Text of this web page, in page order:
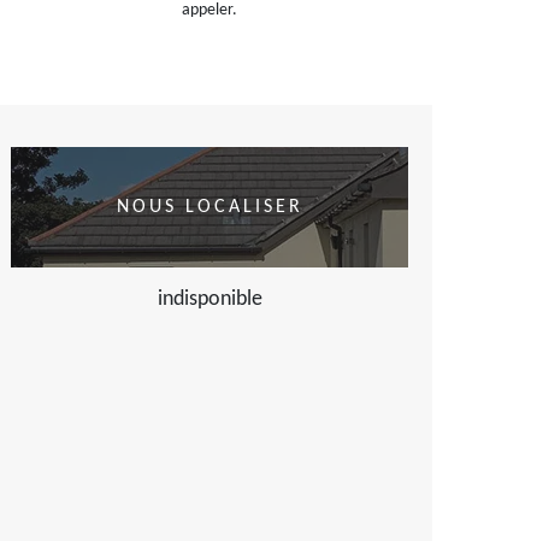
appeler.
NOUS LOCALISER
indisponible